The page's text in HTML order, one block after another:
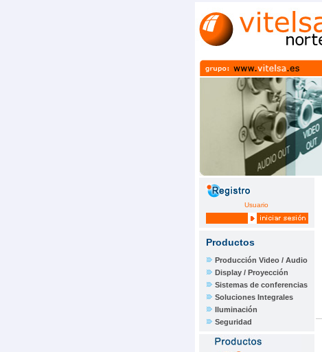
Usuario
Productos
Producción Video / Audio
Display / Proyección
Sistemas de conferencias
Soluciones Integrales
Iluminación
Seguridad